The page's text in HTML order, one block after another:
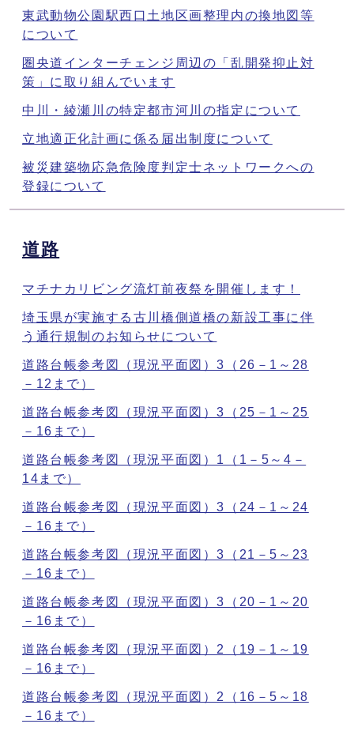
東武動物公園駅西口土地区画整理内の換地図等
について
圏央道インターチェンジ周辺の「乱開発抑止対
策」に取り組んでいます
中川・綾瀬川の特定都市河川の指定について
立地適正化計画に係る届出制度について
被災建築物応急危険度判定士ネットワークへの
登録について
道路
マチナカリビング流灯前夜祭を開催します！
埼玉県が実施する古川橋側道橋の新設工事に伴
う通行規制のお知らせについて
道路台帳参考図（現況平面図）3（26－1～28
－12まで）
道路台帳参考図（現況平面図）3（25－1～25
－16まで）
道路台帳参考図（現況平面図）1（1－5～4－
14まで）
道路台帳参考図（現況平面図）3（24－1～24
－16まで）
道路台帳参考図（現況平面図）3（21－5～23
－16まで）
道路台帳参考図（現況平面図）3（20－1～20
－16まで）
道路台帳参考図（現況平面図）2（19－1～19
－16まで）
道路台帳参考図（現況平面図）2（16－5～18
－16まで）